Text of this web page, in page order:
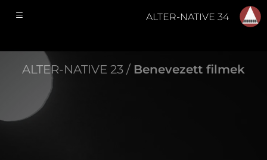
ALTER-NATIVE 34
ALTER-NATIVE 23 / Benevezett filmek